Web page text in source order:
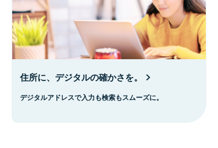
住所に、デジタルの確かさを。
デジタルアドレスで入力も検索もスムーズに。